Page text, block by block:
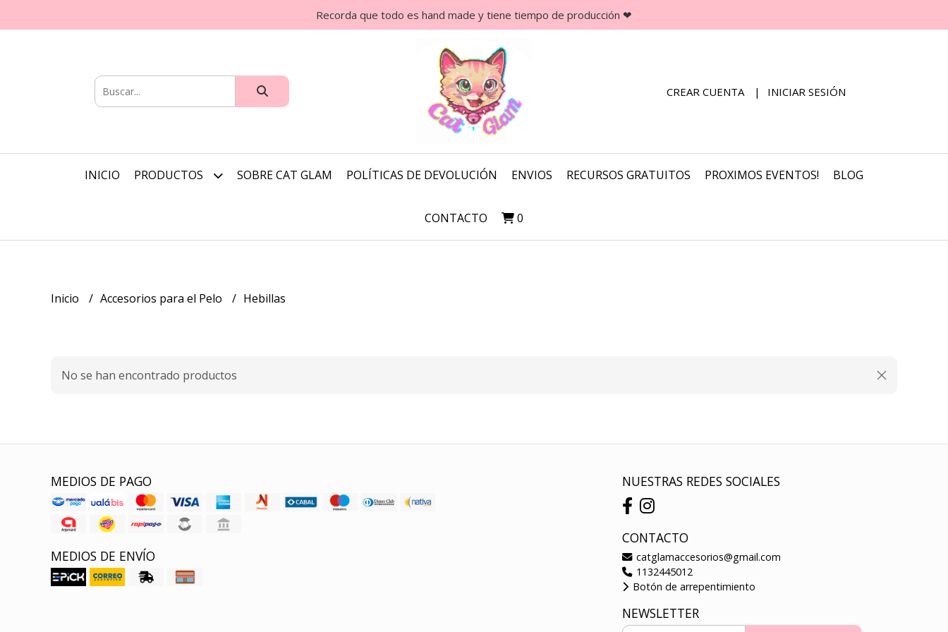
Recorda que todo es hand made y tiene tiempo de producción ❤
CREAR CUENTA INICIAR SESIÓN
INICIO PRODUCTOS SOBRE CAT GLAM POLÍTICAS DE DEVOLUCIÓN ENVIOS RECURSOS GRATUITOS PROXIMOS EVENTOS! BLOG
CONTACTO 0
Inicio Accesorios para el Pelo Hebillas
No se han encontrado productos
MEDIOS DE PAGO
MEDIOS DE ENVÍO
NUESTRAS REDES SOCIALES
CONTACTO
catglamaccesorios@gmail.com
1132445012
Botón de arrepentimiento
NEWSLETTER